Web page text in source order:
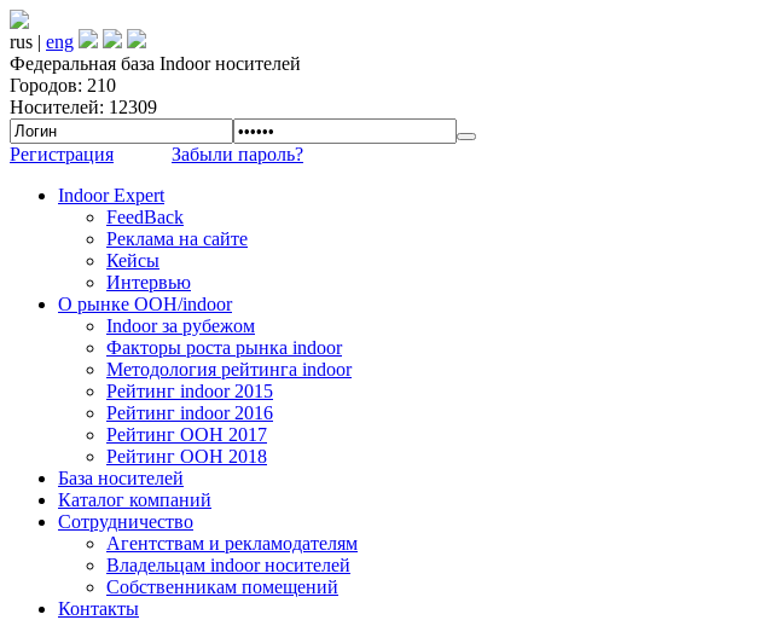
rus | eng
Федеральная база Indoor носителей
Городов: 210
Носителей: 12309
Регистрация
Забыли пароль?
Indoor Expert
FeedBack
Реклама на сайте
Кейсы
Интервью
О рынке OOH/indoor
Indoor за рубежом
Факторы роста рынка indoor
Методология рейтинга indoor
Рейтинг indoor 2015
Рейтинг indoor 2016
Рейтинг OOH 2017
Рейтинг OOH 2018
База носителей
Каталог компаний
Сотрудничество
Агентствам и рекламодателям
Владельцам indoor носителей
Собственникам помещений
Контакты